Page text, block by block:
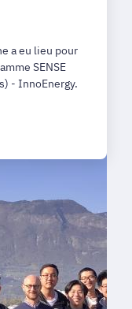
a eu lieu pour
SENSE
- InnoEnergy.